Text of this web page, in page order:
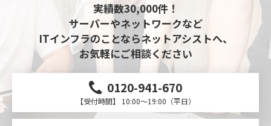
実績数30,000件！
サーバーやネットワークなど
ITインフラのことならネットアシストへ、
お気軽にご相談ください
0120-941-670
【受付時間】 10:00～19:00（平日）